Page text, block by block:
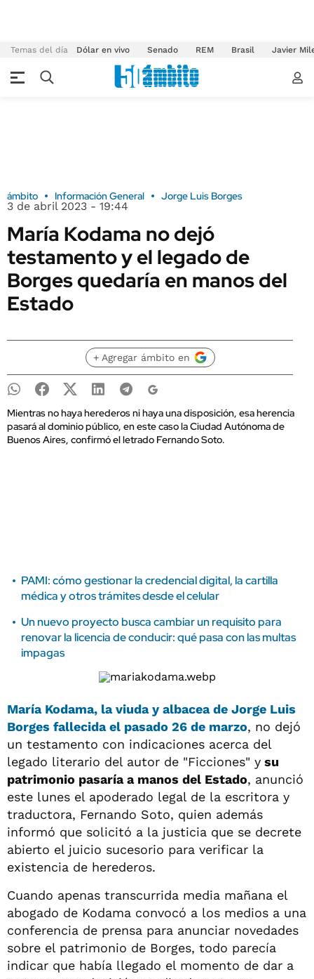
Temas del día Dólar en vivo Senado REM Brasil Javier
ámbito Información General Jorge Luis Borges
3 de abril 2023 - 19:44
María Kodama no dejó
testamento y el legado de
Borges quedaría en manos del
Estado
+ Agregar ámbito en
Mientras no haya herederos ni haya una disposición, esa herencia
pasará al dominio público, en este caso la Ciudad Autónoma de
Buenos Aires, confirmó el letrado Fernando Soto.
PAMI: cómo gestionar la credencial digital, la cartilla
médica y otros trámites desde el celular
Un nuevo proyecto busca cambiar un requisito para
renovar la licencia de conducir: qué pasa con las multas
impagas
María Kodama, la viuda y albacea de Jorge Luis
Borges fallecida el pasado 26 de marzo, no dejó
un testamento con indicaciones acerca del
legado literario del autor de "Ficciones" y su
patrimonio pasaría a manos del Estado, anunció
este lunes el apoderado legal de la escritora y
traductora, Fernando Soto, quien además
informó que solicitó a la justicia que se decrete
abierto el juicio sucesorio para verificar la
existencia de herederos.
Cuando apenas transcurrida media mañana el
abogado de Kodama convocó a los medios a una
conferencia de prensa para anunciar novedades
sobre el patrimonio de Borges, todo parecía
indicar que había llegado el momento de dar a